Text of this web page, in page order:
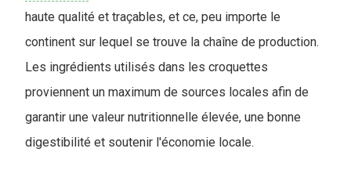
haute qualité et traçables, et ce, peu importe le
continent sur lequel se trouve la chaîne de production.
Les ingrédients utilisés dans les croquettes
proviennent un maximum de sources locales afin de
garantir une valeur nutritionnelle élevée, une bonne
digestibilité et soutenir l'économie locale.